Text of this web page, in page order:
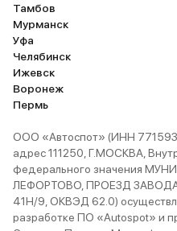
Тамбов
Мурманск
Уфа
Челябинск
Ижевск
Воронеж
Пермь
ООО «Автоспот» (ИНН
адрес 111250, Г.МОСКВА,
федерального значения
ЛЕФОРТОВО, ПРОЕЗД
41Н/9, ОКВЭД 62.0)
разработке ПО «Autospot» и